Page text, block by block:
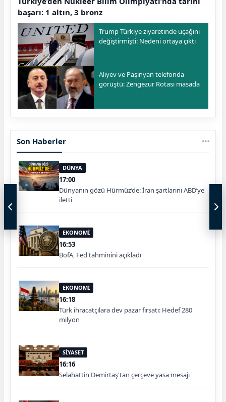
başarı: 1 altın, 3 bronz
Trump Türkiye ziyaretinde uçağını
değiştirmişti: Nedeni ortaya çıktı
Aliyev ve Paşinyan telefonda
görüştü: Zengezur Rotası masada
Son Haberler
DÜNYA
17:00
Dünyanın gözü Hürmüz’de: İran şartlarını ABD’ye
iletti
EKONOMİ
16:53
BofA, Fed tahminini açıkladı
EKONOMİ
16:18
Türk ihracatçılara dev pazar fırsatı: Hedef 280
milyon
SİYASET
16:16
Selahattin Demirtaş'tan çerçeve yasa mesajı